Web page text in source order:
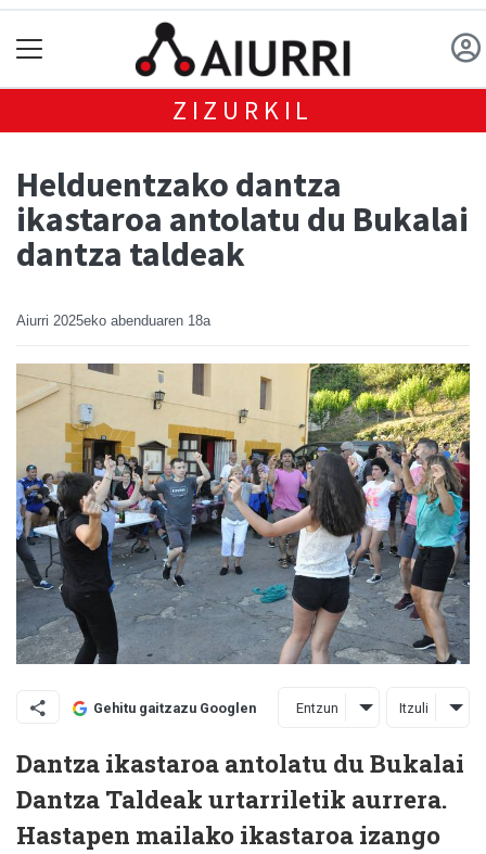
ZIZURKIL
Helduentzako dantza
ikastaroa antolatu du Bukalai
dantza taldeak
Aiurri 2025eko abenduaren 18a
Gehitu gaitzazu Googlen Entzun Itzuli
Dantza ikastaroa antolatu du Bukalai
Dantza Taldeak urtarriletik aurrera.
Hastapen mailako ikastaroa izango